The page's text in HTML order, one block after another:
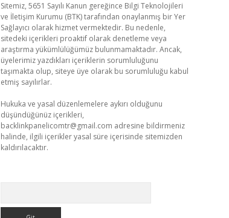
Sitemiz, 5651 Sayılı Kanun gereğince Bilgi Teknolojileri
ve İletişim Kurumu (BTK) tarafından onaylanmış bir Yer
Sağlayıcı olarak hizmet vermektedir. Bu nedenle,
sitedeki içerikleri proaktif olarak denetleme veya
araştırma yükümlülüğümüz bulunmamaktadır. Ancak,
üyelerimiz yazdıkları içeriklerin sorumluluğunu
taşımakta olup, siteye üye olarak bu sorumluluğu kabul
etmiş sayılırlar.
Hukuka ve yasal düzenlemelere aykırı olduğunu
düşündüğünüz içerikleri,
backlinkpanelicomtr@gmail.com adresine bildirmeniz
halinde, ilgili içerikler yasal süre içerisinde sitemizden
kaldırılacaktır.